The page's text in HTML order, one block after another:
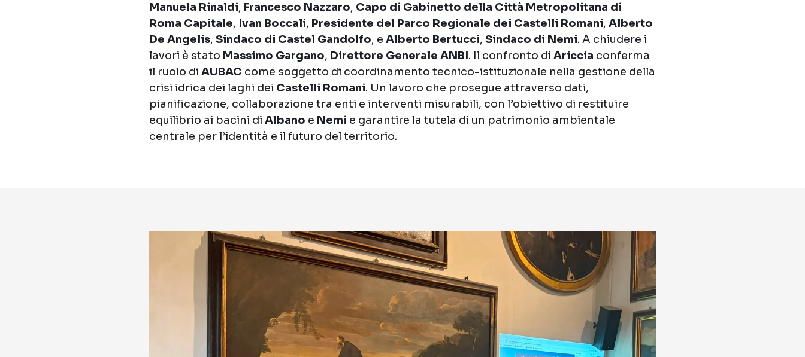
Manuela Rinaldi, Francesco Nazzaro, Capo di Gabinetto della Città Metropolitana di
Roma Capitale, Ivan Boccali, Presidente del Parco Regionale dei Castelli Romani, Alberto
De Angelis, Sindaco di Castel Gandolfo, e Alberto Bertucci, Sindaco di Nemi. A chiudere i
lavori è stato Massimo Gargano, Direttore Generale ANBI. Il confronto di Ariccia conferma
il ruolo di AUBAC come soggetto di coordinamento tecnico-istituzionale nella gestione della
crisi idrica dei laghi dei Castelli Romani. Un lavoro che prosegue attraverso dati,
pianificazione, collaborazione tra enti e interventi misurabili, con l’obiettivo di restituire
equilibrio ai bacini di Albano e Nemi e garantire la tutela di un patrimonio ambientale
centrale per l’identità e il futuro del territorio.